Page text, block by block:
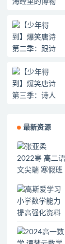
最新资源